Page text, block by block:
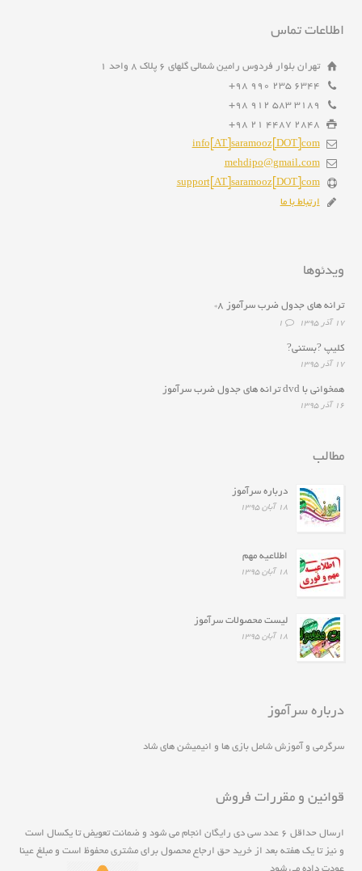
اطلاعات تماس
تهران بلوار فردوس رامین شمالی گلهای ۶ پلاک ۸ واحد ۱
6344 235 990 98+
3189 583 912 98+
2848 4487 21 98+
info[AT]saramooz[DOT]com
mehdipo@gmail.com
support[AT]saramooz[DOT]com
ارتباط با ما
ویدئوها
ترانه هاى جدول ضرب سرآموز ۸*
۱۷ آذر ۱۳۹۵ 1
کلیپ ?بستنی?
۱۷ آذر ۱۳۹۵
همخوانى با dvd ترانه هاى جدول ضرب سرآموز
۱۶ آذر ۱۳۹۵
مطالب
درباره سرآموز
۱۸ آبان ۱۳۹۵
اطلاعیه مهم
۱۸ آبان ۱۳۹۵
لیست محصولات سرآموز
۱۸ آبان ۱۳۹۵
درباره سرآموز
سرگرمی و آموزش شامل بازی ها و انیمیشن های شاد
قوانین و مقررات فروش
ارسال حداقل ۶ عدد سی دی رايگان انجام مي شود و ضمانت تعويض تا يکسال است
و نيز تا يک هفته بعد از خريد حق ارجاع محصول برای مشتری محفوظ است و مبلغ عينا